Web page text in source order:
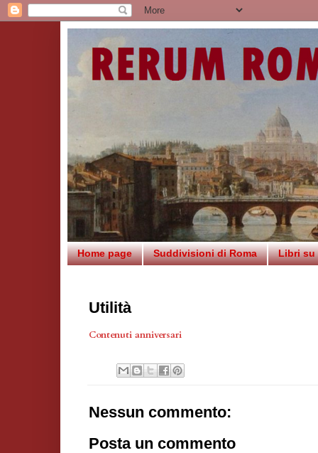
Home page Suddivisioni di Roma Libri su
Utilità
Contenuti anniversari
Nessun commento:
Posta un commento